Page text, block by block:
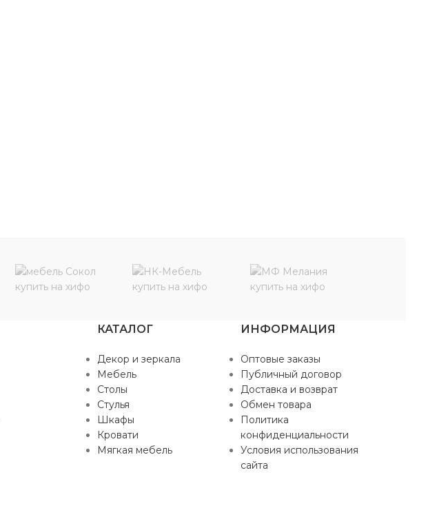
КАТАЛОГ
Декор и зеркала
Мебель
Столы
Стулья
Шкафы
Кровати
Мягкая мебель
ИНФОРМАЦИЯ
Оптовые заказы
Публичный договор
Доставка и возврат
Обмен товара
Политика
конфиденциальности
Условия использования
сайта